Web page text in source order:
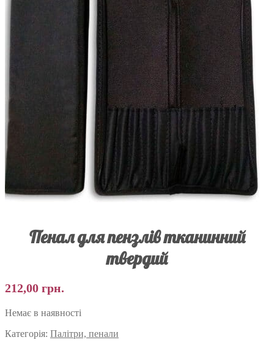
Пенал для пензлів тканинний
твердий
212,00 грн.
Немає в наявності
Категорія: Палітри, пенали